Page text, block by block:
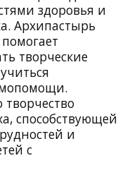
здоровья и
Архипастырь
творческие
способствующей
и
с